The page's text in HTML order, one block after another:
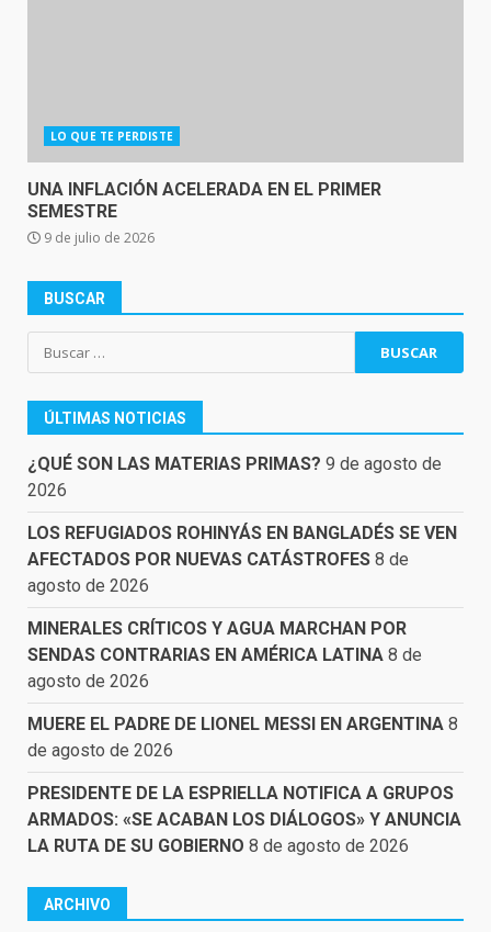
LO QUE TE PERDISTE
UNA INFLACIÓN ACELERADA EN EL PRIMER
SEMESTRE
9 de julio de 2026
BUSCAR
Buscar:
ÚLTIMAS NOTICIAS
¿QUÉ SON LAS MATERIAS PRIMAS? 9 de agosto de
2026
LOS REFUGIADOS ROHINYÁS EN BANGLADÉS SE VEN
AFECTADOS POR NUEVAS CATÁSTROFES 8 de
agosto de 2026
MINERALES CRÍTICOS Y AGUA MARCHAN POR
SENDAS CONTRARIAS EN AMÉRICA LATINA 8 de
agosto de 2026
MUERE EL PADRE DE LIONEL MESSI EN ARGENTINA 8
de agosto de 2026
PRESIDENTE DE LA ESPRIELLA NOTIFICA A GRUPOS
ARMADOS: «SE ACABAN LOS DIÁLOGOS» Y ANUNCIA
LA RUTA DE SU GOBIERNO 8 de agosto de 2026
ARCHIVO